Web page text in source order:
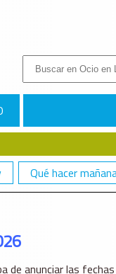
Buscar:
Qué hacer
de anunciar las